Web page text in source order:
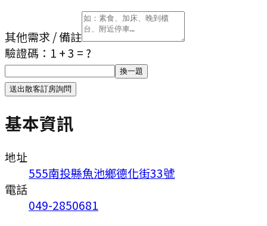
其他需求 / 備註
驗證碼： 1 + 3 = ?
換一題
送出散客訂房詢問
基本資訊
地址
555南投縣魚池鄉德化街33號
電話
049-2850681